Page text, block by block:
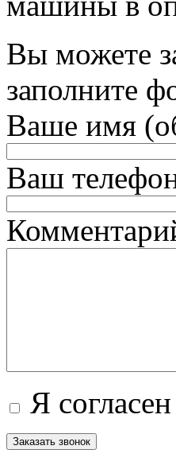
Вы можете
заполните
Ваше имя
Ваш
Я